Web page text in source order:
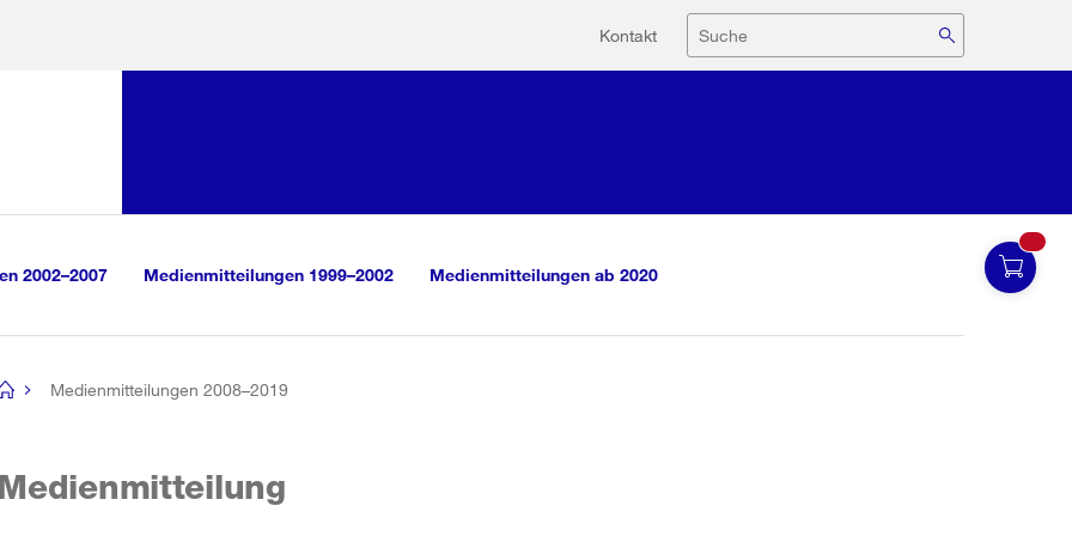
Hilfsnavigation
Kontakt Suche
2002–2007 Medienmitteilungen 1999–2002 Medienmitteilungen ab 2020
Medienmitteilungen 2008–2019